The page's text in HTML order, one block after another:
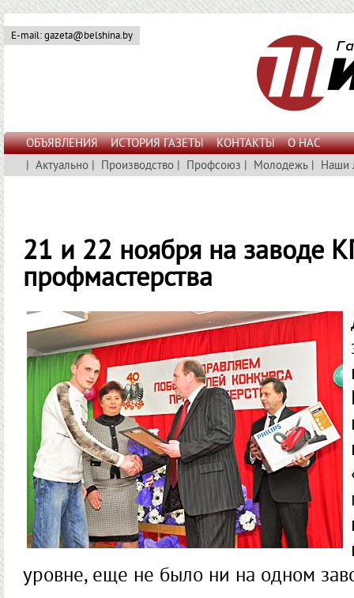
E-mail: gazeta@belshina.by
ОБЪЯВЛЕНИЯ ИСТОРИЯ ГАЗЕТЫ КОНТАКТЫ
О НАС
| Актуально | Производство | Профсоюз | Молодежь | Наши
21 и 22 ноября на заводе
профмастерства
уровне, еще не было ни на одном